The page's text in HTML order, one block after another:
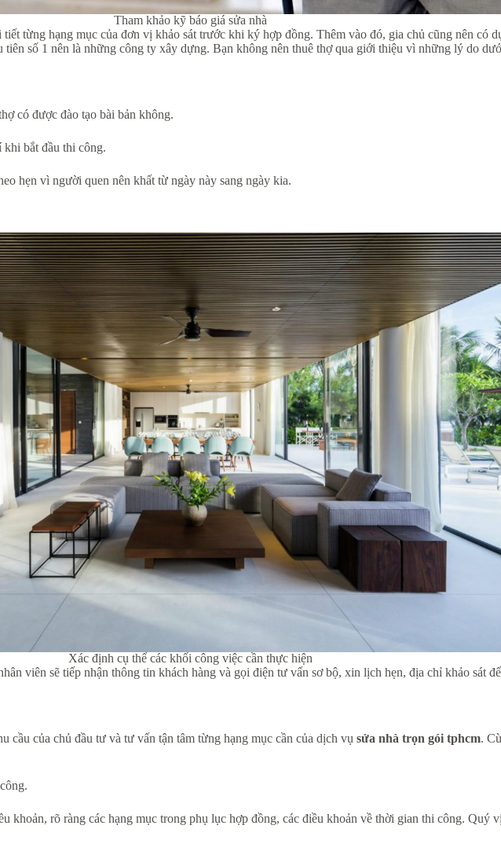
Tham khảo kỹ báo giá sửa nhà
từng hạng mục của đơn vị khảo sát trước khi ký hợp đồng. Thêm vào đó, gia chủ cũng nên có
số 1 nên là những công ty xây dựng. Bạn không nên thuê thợ qua giới thiệu vì những lý do
có được đào tạo bài bản không.
khi bắt đầu thi công.
hẹn vì người quen nên khất từ ngày này sang ngày kia.
Xác định cụ thể các khối công việc cần thực hiện
viên sẽ tiếp nhận thông tin khách hàng và gọi điện tư vấn sơ bộ, xin lịch hẹn, địa chỉ khảo sát
cầu của chủ đầu tư và tư vấn tận tâm từng hạng mục cần của dịch vụ sửa nhà trọn gói tphcm.
khoản, rõ ràng các hạng mục trong phụ lục hợp đồng, các điều khoản về thời gian thi công. Quý